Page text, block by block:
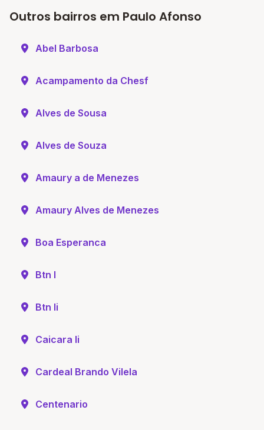
Outros bairros em Paulo Afonso
Abel Barbosa
Acampamento da Chesf
Alves de Sousa
Alves de Souza
Amaury a de Menezes
Amaury Alves de Menezes
Boa Esperanca
Btn I
Btn Ii
Caicara Ii
Cardeal Brando Vilela
Centenario